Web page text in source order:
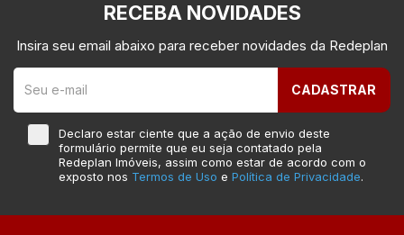
RECEBA NOVIDADES
Insira seu email abaixo para receber novidades da Redeplan
CADASTRAR
Declaro estar ciente que a ação de envio deste
formulário permite que eu seja contatado pela
Redeplan Imóveis, assim como estar de acordo com o
exposto nos Termos de Uso e Política de Privacidade.